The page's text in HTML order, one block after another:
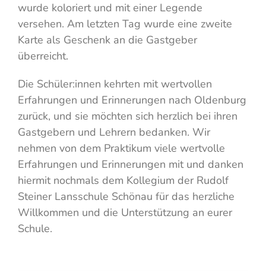
wurde koloriert und mit einer Legende
versehen. Am letzten Tag wurde eine zweite
Karte als Geschenk an die Gastgeber
überreicht.
Die Schüler:innen kehrten mit wertvollen
Erfahrungen und Erinnerungen nach Oldenburg
zurück, und sie möchten sich herzlich bei ihren
Gastgebern und Lehrern bedanken. Wir
nehmen von dem Praktikum viele wertvolle
Erfahrungen und Erinnerungen mit und danken
hiermit nochmals dem Kollegium der Rudolf
Steiner Lansschule Schönau für das herzliche
Willkommen und die Unterstützung an eurer
Schule.